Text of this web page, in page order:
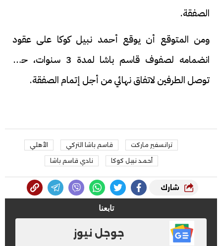
الصفقة.
ومن المتوقع أن يوقع أحمد نبيل كوكا على عقود
انضمامه لصفوف قاسم باشا لمدة 3 سنوات، حال
توصل الطرفين لاتفاق نهائي من أجل إتمام الصفقة.
ترانسفير ماركت قاسم باشا التركي الأهلي
أحمد نبيل كوكا نادي قاسم باشا
شارك
تابعنا
جوجل نيوز